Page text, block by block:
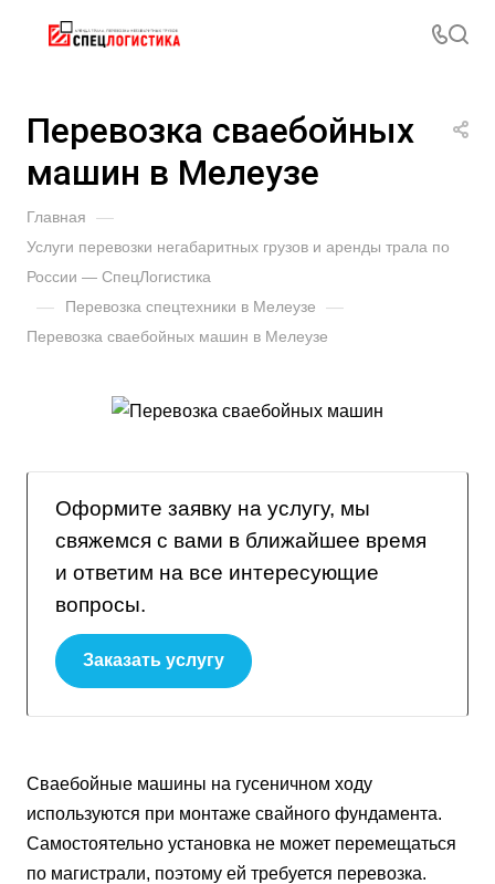
Перевозка сваебойных
машин в Мелеузе
Главная —
Услуги перевозки негабаритных грузов и аренды трала по
России — СпецЛогистика
— Перевозка спецтехники в Мелеузе —
Перевозка сваебойных машин в Мелеузе
Оформите заявку на услугу, мы
свяжемся с вами в ближайшее время
и ответим на все интересующие
вопросы.
Заказать услугу
Сваебойные машины на гусеничном ходу
используются при монтаже свайного фундамента.
Самостоятельно установка не может перемещаться
по магистрали, поэтому ей требуется перевозка.